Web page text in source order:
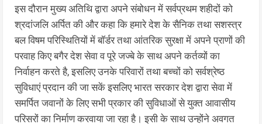
इस दौरान मुख्य अतिथि द्वारा अपने संबोधन में सर्वप्रथम शहीदों को
श्रदांजलि अर्पित की और कहा कि हमारे देश के सैनिक तथा सशस्त्र
बल विषम परिस्थितियों में बॉर्डर तथा आंतरिक सुरक्षा में अपने प्राणों की
परवाह किए बगैर देश सेवा व पूरे जज्बे के साथ अपने कर्तव्यों का
निर्वाहन करते है, इसलिए उनके परिवारों तथा बच्चों को सर्वश्रेष्ठ
सुविधाएं प्रदान की जा सकें इसलिए भारत सरकार देश द्वारा सेवा में
समर्पित जवानों के लिए सभी प्रकार की सुविधाओं से युक्त आवासीय
परिसरों का निर्माण करवाया जा रहा है। इसी के साथ उन्होंने अवगत